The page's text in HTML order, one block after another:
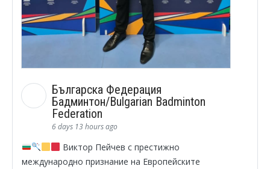
Българска Федерация
Бадминтон/Bulgarian Badminton
Federation
6 days 13 hours ago
Виктор Пейчев с престижно
международно признание на Европейските